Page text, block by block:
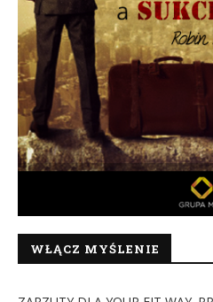
WŁĄCZ MYŚLENIE